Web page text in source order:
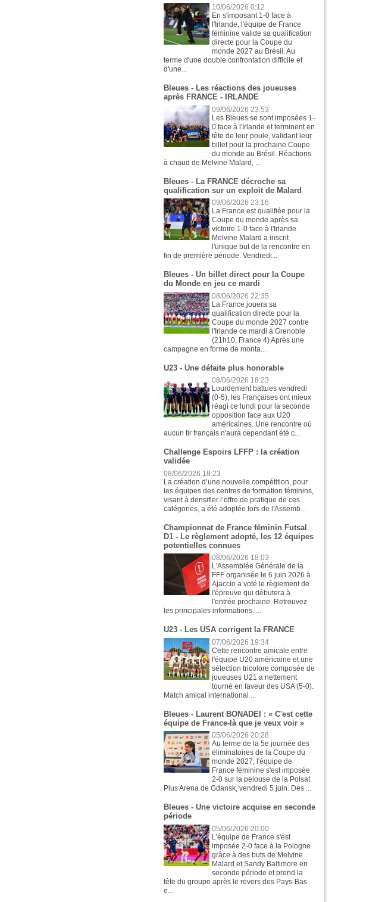
10/06/2026 0:12
En s'imposant 1-0 face à
l'Irlande, l'équipe de France
féminine valide sa qualification
directe pour la Coupe du
monde 2027 au Brésil. Au
terme d'une double confrontation difficile et
d'une...
Bleues - Les réactions des joueuses
après FRANCE - IRLANDE
09/06/2026 23:53
Les Bleues se sont imposées 1-
0 face à l'Irlande et terminent en
tête de leur poule, validant leur
billet pour la prochaine Coupe
du monde au Brésil. Réactions
à chaud de Melvine Malard, ...
Bleues - La FRANCE décroche sa
qualification sur un exploit de Malard
09/06/2026 23:16
La France est qualifiée pour la
Coupe du monde après sa
victoire 1-0 face à l'Irlande.
Melvine Malard a inscrit
l'unique but de la rencontre en
fin de première période. Vendredi...
Bleues - Un billet direct pour la Coupe
du Monde en jeu ce mardi
08/06/2026 22:35
La France jouera sa
qualification directe pour la
Coupe du monde 2027 contre
l'Irlande ce mardi à Grenoble
(21h10, France 4) Après une
campagne en forme de monta...
U23 - Une défaite plus honorable
08/06/2026 18:23
Lourdement battues vendredi
(0-5), les Françaises ont mieux
réagi ce lundi pour la seconde
opposition face aux U20
américaines. Une rencontre où
aucun tir français n'aura cependant été c...
Challenge Espoirs LFFP : la création
validée
08/06/2026 18:23
La création d’une nouvelle compétition, pour
les équipes des centres de formation féminins,
visant à densifier l’offre de pratique de ces
catégories, a été adoptée lors de l'Assemb...
Championnat de France féminin Futsal
D1 - Le règlement adopté, les 12 équipes
potentielles connues
08/06/2026 18:03
L'Assemblée Générale de la
FFF organisée le 6 juin 2026 à
Ajaccio a voté le règlement de
l'épreuve qui débutera à
l'entrée prochaine. Retrouvez
les principales informations. ...
U23 - Les USA corrigent la FRANCE
07/06/2026 19:34
Cette rencontre amicale entre
l'équipe U20 américaine et une
sélection tricolore composée de
joueuses U21 a nettement
tourné en faveur des USA (5-0).
Match amical international ...
Bleues - Laurent BONADEI : « C'est cette
équipe de France-là que je veux voir »
05/06/2026 20:28
Au terme de la 5e journée des
éliminatoires de la Coupe du
monde 2027, l'équipe de
France féminine s'est imposée
2-0 sur la pelouse de la Polsat
Plus Arena de Gdansk, vendredi 5 juin. Des ...
Bleues - Une victoire acquise en seconde
période
05/06/2026 20:00
L'équipe de France s'est
imposée 2-0 face à la Pologne
grâce à des buts de Melvine
Malard et Sandy Baltimore en
seconde période et prend la
tête du groupe après le revers des Pays-Bas
e...